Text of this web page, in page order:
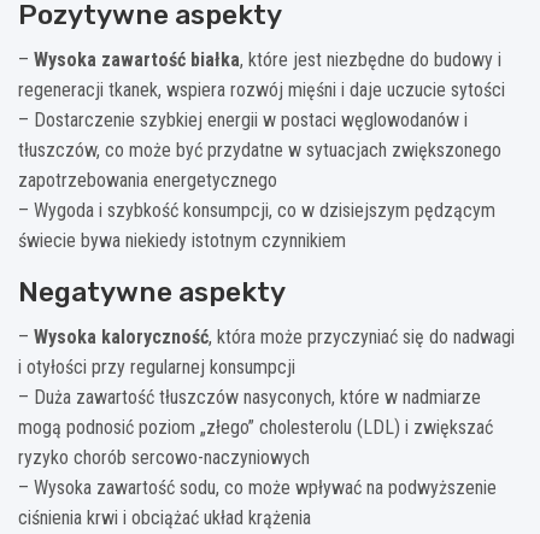
Pozytywne aspekty
– Wysoka zawartość białka, które jest niezbędne do budowy i
regeneracji tkanek, wspiera rozwój mięśni i daje uczucie sytości
– Dostarczenie szybkiej energii w postaci węglowodanów i
tłuszczów, co może być przydatne w sytuacjach zwiększonego
zapotrzebowania energetycznego
– Wygoda i szybkość konsumpcji, co w dzisiejszym pędzącym
świecie bywa niekiedy istotnym czynnikiem
Negatywne aspekty
– Wysoka kaloryczność, która może przyczyniać się do nadwagi
i otyłości przy regularnej konsumpcji
– Duża zawartość tłuszczów nasyconych, które w nadmiarze
mogą podnosić poziom „złego” cholesterolu (LDL) i zwiększać
ryzyko chorób sercowo-naczyniowych
– Wysoka zawartość sodu, co może wpływać na podwyższenie
ciśnienia krwi i obciążać układ krążenia